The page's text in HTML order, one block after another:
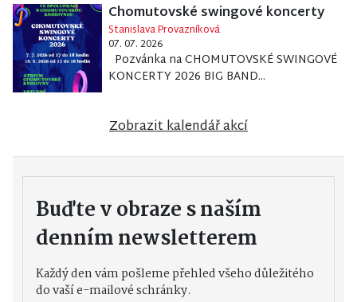
Chomutovské swingové koncerty
Stanislava Provazníková
07. 07. 2026
Pozvánka na CHOMUTOVSKÉ SWINGOVÉ
KONCERTY 2026 BIG BAND...
Zobrazit kalendář akcí
Buďte v obraze s naším
denním newsletterem
Každý den vám pošleme přehled všeho důležitého
do vaší e-mailové schránky.